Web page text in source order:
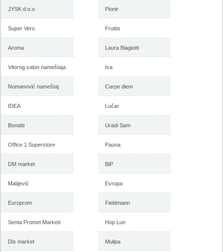
decembar 2017
-istekla akcija-
do 6. decembar 2017
Forma Ideale jesenja ponuda
JYSK d.o.o
Super Vero
Aroma
Vitorog salon nameštaja
Numanović nameštaj
IDEA
Bonatti
Office 1 Superstore
DM market
Matijević
Europrom
Senta Promet Marketi
Dis market
Pionir
Fruttis
Laura Biagiotti
Iva
Carpe diem
Lučar
Uradi Sam
Pauna
BiP
Evropa
Fieldmann
Hop Lun
Mulipa